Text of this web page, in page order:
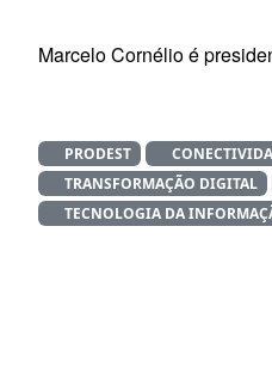
Marcelo Cornélio é
PRODEST
TRANSFORMAÇÃO DIGITAL
TECNOLOGIA DA